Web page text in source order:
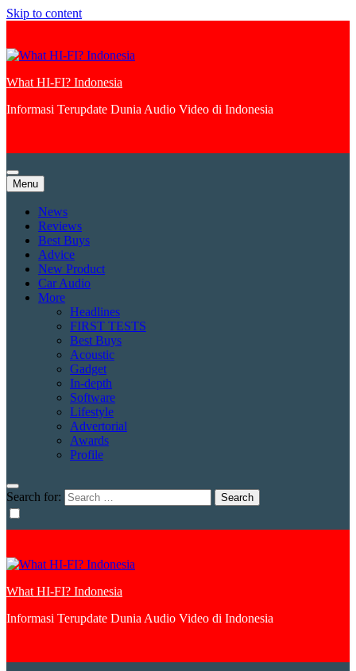
Skip to content
What HI-FI? Indonesia
Informasi Terupdate Dunia Audio Video di Indonesia
Menu
News
Reviews
Best Buys
Advice
New Product
Car Audio
More
Headlines
FIRST TESTS
Best Buys
Acoustic
Gadget
In-depth
Software
Lifestyle
Advertorial
Awards
Profile
Search for:
What HI-FI? Indonesia
Informasi Terupdate Dunia Audio Video di Indonesia